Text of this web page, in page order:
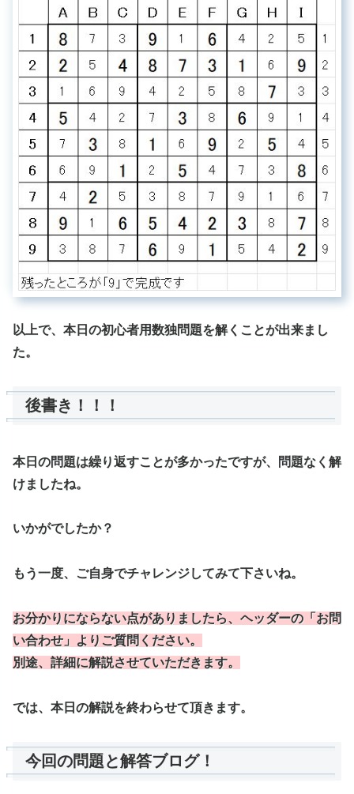
以上で、本日の初心者用数独問題を解くことが出来まし
た。
後書き！！！
本日の問題は繰り返すことが多かったですが、
問題なく解
けましたね。
いかがでしたか？
もう一度、ご自身でチャレンジしてみて下さいね。
お分かりにならない点がありましたら、ヘッダーの「お問
い合わせ」よりご質問ください。
別途、詳細に解説させていただきます。
では、本日の解説を終わらせて頂きます。
今回の問題と解答ブログ！